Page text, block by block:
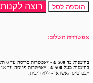
הוספה לסל רוצה לקנות
אפשרויות תשלום:
בהזמנות עד 500 ₪
- *אפשרות פריסה עד 6 תשלומים.
בהזמנות מעל 500 ₪
- *אפשרות פריסה עד 18 תשלומים.
*בכרטיס האשראי - ללא ריבית.